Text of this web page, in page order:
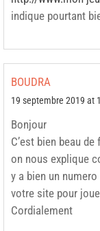
indique pourtant
BOUDRA
19 septembre 2019 at
Bonjour
C’est bien beau
on nous explique
y a bien un
votre site pour
Cordialement